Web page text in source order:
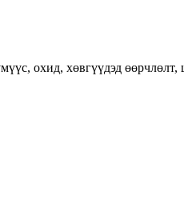
охид, хөвгүүдэд өөрчлөлт,